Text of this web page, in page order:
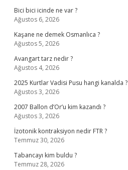
Bici bici icinde ne var ?
Ağustos 6, 2026
Kaşane ne demek Osmanlıca ?
Ağustos 5, 2026
Avangart tarz nedir ?
Ağustos 4, 2026
2025 Kurtlar Vadisi Pusu hangi kanalda ?
Ağustos 3, 2026
2007 Ballon d’Or’u kim kazandı ?
Ağustos 3, 2026
İzotonik kontraksiyon nedir FTR ?
Temmuz 30, 2026
Tabancayı kim buldu ?
Temmuz 28, 2026